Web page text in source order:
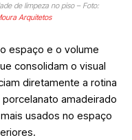
de limpeza no piso – Foto:
Arquitetos
espaço e o volume
consolidam o visual
diretamente a rotina
amadeirado
usados no espaço